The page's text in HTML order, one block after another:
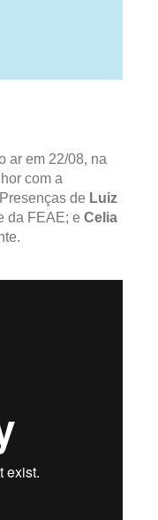
ar em 22/08, na
com a
de Luiz
da FEAE; e Celia